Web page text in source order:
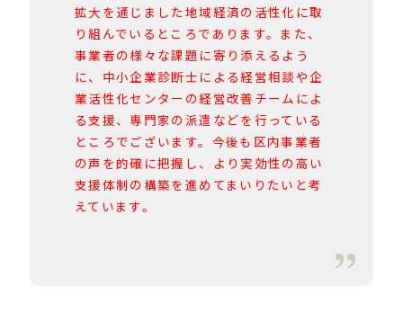
拡大を通じました地域経済の活性化に取
り組んでいるところであります。また、
事業者の様々な課題に寄り添えるよう
に、中小企業診断士による経営相談や企
業活性化センターの経営改善チームによ
る支援、専門家の派遣などを行っている
ところでございます。今後も区内事業者
の声を的確に把握し、より実効性の高い
支援体制の構築を進めてまいりたいと考
えています。